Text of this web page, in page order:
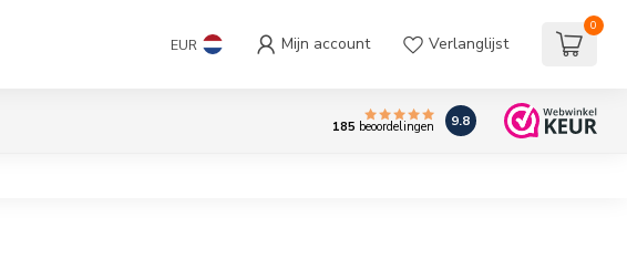
EUR Mijn account Verlanglijst
0
185 beoordelingen 9.8